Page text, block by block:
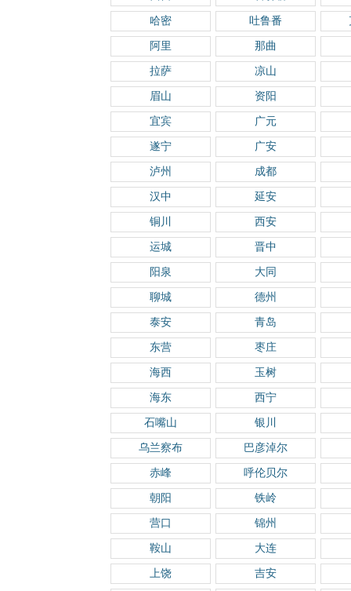
哈密 吐鲁番
阿里 那曲
拉萨 凉山
眉山 资阳
宜宾 广元
遂宁 广安
泸州 成都
汉中 延安
铜川 西安
运城 晋中
阳泉 大同
聊城 德州
泰安 青岛
东营 枣庄
海西 玉树
海东 西宁
石嘴山 银川
乌兰察布 巴彦淖尔
赤峰 呼伦贝尔
朝阳 铁岭
营口 锦州
鞍山 大连
上饶 吉安